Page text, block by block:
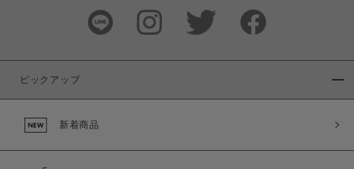
ピックアップ
新着商品